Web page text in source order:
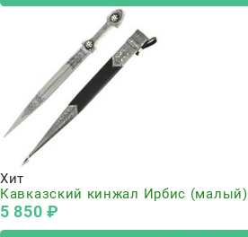
Хит
Кавказский кинжал Ирбис (малый)
5 850 ₽